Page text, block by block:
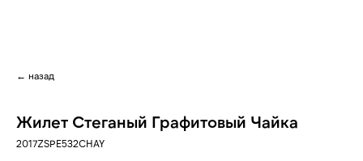
← назад
Жилет Стеганый Графитовый Чайка
2017ZSPE532CHAY